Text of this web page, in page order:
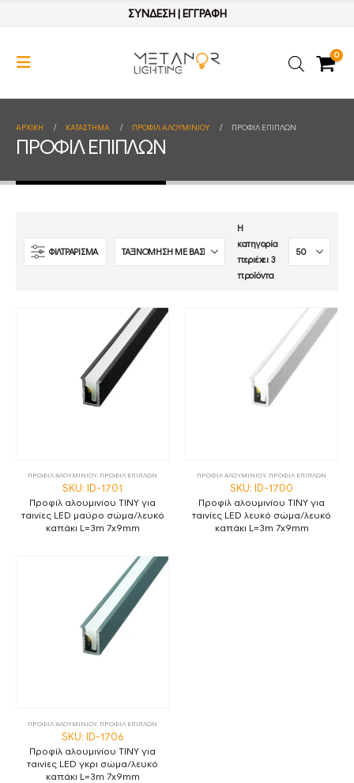
ΣΥΝΔΕΣΗ| ΕΓΓΡΑΦΗ
0
ΑΡΧΙΚΉ ΚΑΤΆΣΤΗΜΑ ΠΡΟΦΙΛ ΑΛΟΥΜΙΝΙΟΥ ΠΡΟΦΙΛ ΕΠΙΠΛΩΝ
ΠΡΟΦΙΛ ΕΠΙΠΛΩΝ
ΦΙΛΤΡΑΡΙΣΜΑ
Η
κατηγορία
περιέχει 3
προϊόντα
ΠΡΟΦΙΛ ΑΛΟΥΜΙΝΙΟΥ, ΠΡΟΦΙΛ ΕΠΙΠΛΩΝ
SKU: ID-1701
Προφίλ αλουμινίου TINY για
ταινίες LED μαύρο σώμα/λευκό
καπάκι L=3m 7x9mm
ΠΡΟΦΙΛ ΑΛΟΥΜΙΝΙΟΥ, ΠΡΟΦΙΛ ΕΠΙΠΛΩΝ
SKU: ID-1700
Προφίλ αλουμινίου TINY για
ταινίες LED λευκό σώμα/λευκό
καπάκι L=3m 7x9mm
ΠΡΟΦΙΛ ΑΛΟΥΜΙΝΙΟΥ, ΠΡΟΦΙΛ ΕΠΙΠΛΩΝ
SKU: ID-1706
Προφίλ αλουμινίου TINY για
ταινίες LED γκρι σώμα/λευκό
καπάκι L=3m 7x9mm